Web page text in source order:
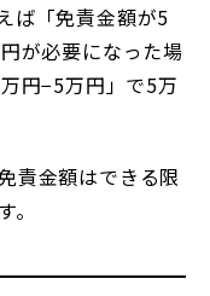
ば「免責金額が5
が必要になった場
円−5万円」で5万
責金額はできる限